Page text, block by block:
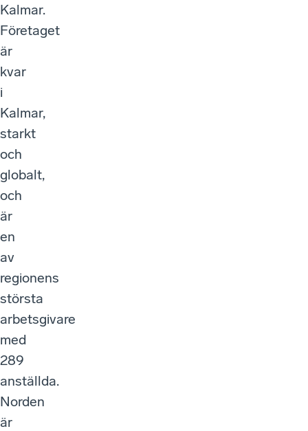
Kalmar.
Företaget
är
kvar
i
Kalmar,
starkt
och
globalt,
och
är
en
av
regionens
största
arbetsgivare
med
289
anställda.
Norden
är